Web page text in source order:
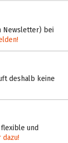
Newsletter) bei
deshalb keine
und
dazu!